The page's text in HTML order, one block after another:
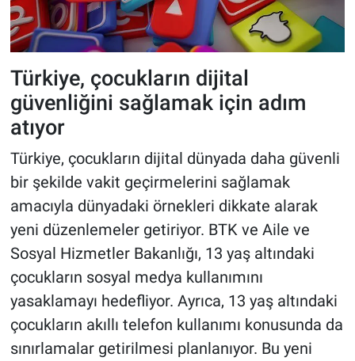
Türkiye, çocukların dijital
güvenliğini sağlamak için adım
atıyor
Türkiye, çocukların dijital dünyada daha güvenli
bir şekilde vakit geçirmelerini sağlamak
amacıyla dünyadaki örnekleri dikkate alarak
yeni düzenlemeler getiriyor. BTK ve Aile ve
Sosyal Hizmetler Bakanlığı, 13 yaş altındaki
çocukların sosyal medya kullanımını
yasaklamayı hedefliyor. Ayrıca, 13 yaş altındaki
çocukların akıllı telefon kullanımı konusunda da
sınırlamalar getirilmesi planlanıyor. Bu yeni